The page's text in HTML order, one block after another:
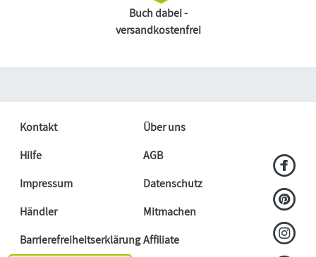
Buch dabei -
versandkostenfrei
Kontakt
Über uns
Hilfe
AGB
Impressum
Datenschutz
Händler
Mitmachen
BarrierefreiheitserklärungAffiliate